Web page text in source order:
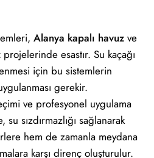
Alanya kapalı havuz ve
projelerinde esastır. Su kaçağı
için bu sistemlerin
gerekir.
ve profesyonel uygulama
sızdırmazlığı sağlanarak
hem de zamanla meydana
karşı direnç oluşturulur.